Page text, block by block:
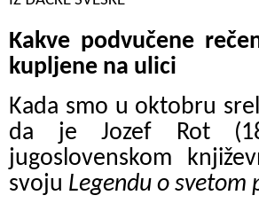
Kakve podvučene
kupljene na ulici
Kada smo u oktobru
da je Jozef Rot
jugoslovenskom
svoju Legendu o svetom